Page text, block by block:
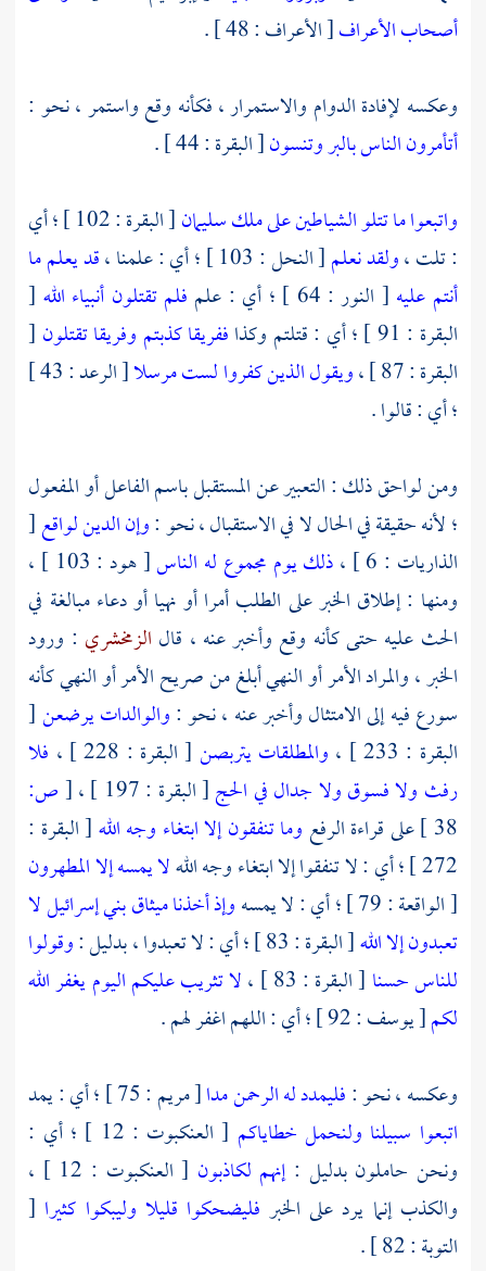
أصحاب الأعراف[ الأعراف : 48 ] .
وعكسه لإفادة الدوام والاستمرار ، فكأنه وقع واستمر ، نحو :
أتأمرون الناس بالبر وتنسون[ البقرة : 44 ] .
واتبعوا ما تتلو الشياطين على ملك سليمان
[ البقرة : 102 ] ؛ أي
: تلت ،ولقد نعلم[ النحل : 103 ] ؛ أي : علمنا ،
قد يعلم ما
أنتم عليه [ النور : 64 ] ؛ أي : علم فلم تقتلون أنبياء الله [
البقرة : 91 ] ؛ أي : قتلتم وكذا
ففريقا كذبتم وفريقا تقتلون [
البقرة : 87 ] ،
ويقول الذين كفروا لست مرسلا
[ الرعد : 43 ]
؛ أي : قالوا .
ومن لواحق ذلك : التعبير عن المستقبل باسم الفاعل أو المفعول
؛ لأنه حقيقة في الحال لا في الاستقبال ، نحو :وإن الدين لواقع[
الذاريات : 6 ] ،
ذلك يوم مجموع له الناس
[ هود : 103 ] ،
ومنها : إطلاق الخبر على الطلب أمرا أو نهيا أو دعاء مبالغة في
الحث عليه حتى كأنه وقع وأخبر عنه ، قال الزمخشري : ورود
الخبر ، والمراد الأمر أو النهي أبلغ من صريح الأمر أو النهي كأنه
سورع فيه إلى الامتثال وأخبر عنه ، نحو :والوالدات يرضعن[
البقرة : 233 ] ،
والمطلقات يتربصن [ البقرة : 228 ] ،
فلا
رفث ولا فسوق ولا جدال في الحج[ البقرة : 197 ] ، [ص:
38 ] على قراءة الرفع وما تنفقون إلا ابتغاء وجه الله[ البقرة :
272 ] ؛ أي : لا تنفقوا إلا ابتغاء وجه الله
لا يمسه إلا المطهرون
[ الواقعة : 79 ] ؛ أي : لا يمسه
وإذ أخذنا ميثاق بني إسرائيل لا
تعبدون إلا الله[ البقرة : 83 ] ؛ أي : لا تعبدوا ، بدليل :
وقولوا
للناس حسنا [ البقرة : 83 ] ،
لا تثريب عليكم اليوم يغفر الله
لكم[ يوسف : 92 ] ؛ أي : اللهم اغفر لهم .
وعكسه ، نحو :فليمدد له الرحمن مدا[ مريم : 75 ] ؛ أي : يمد
اتبعوا سبيلنا ولنحمل خطاياكم
[ العنكبوت : 12 ] ؛ أي :
ونحن حاملون بدليل :إنهم لكاذبون
[ العنكبوت : 12 ] ،
والكذب إنما يرد على الخبر فليضحكوا قليلا وليبكوا كثيرا [
التوبة : 82 ] .